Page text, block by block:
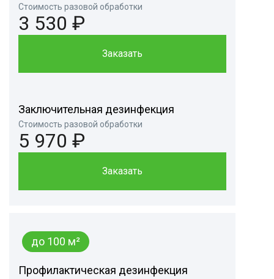
Стоимость разовой обработки
3 530 ₽
Заказать
Заключительная дезинфекция
Стоимость разовой обработки
5 970 ₽
Заказать
до 100 м²
Профилактическая дезинфекция